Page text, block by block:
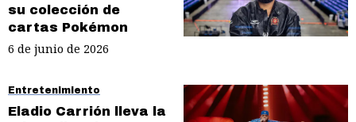
su colección de
cartas Pokémon
6 de junio de 2026
Entretenimiento
Eladio Carrión lleva la